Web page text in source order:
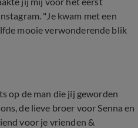
"Je kwam met een
mooie verwonderende blik
op de man die jij geworden
de lieve broer voor Senna en
voor je vrienden &